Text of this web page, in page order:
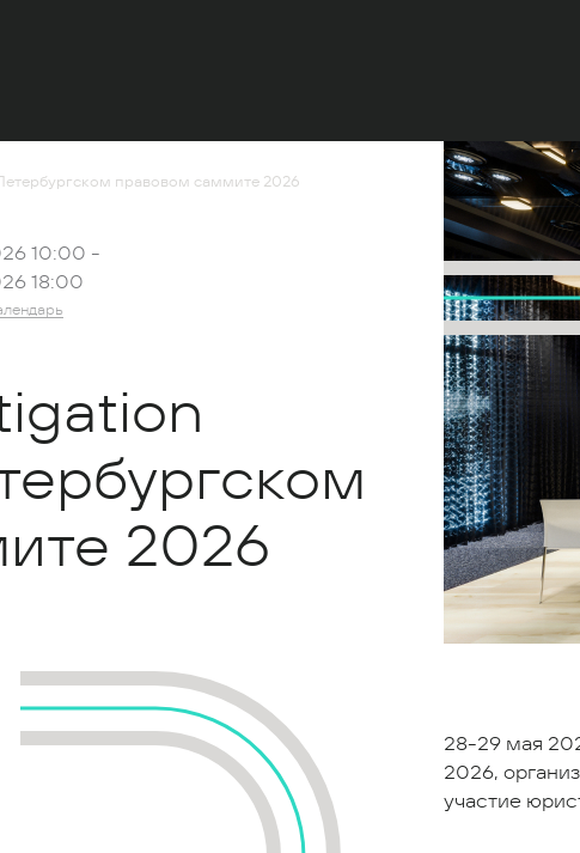
правовом саммите 2026
10:00 -
18:00
2026
28-29 мая
2026,
участие